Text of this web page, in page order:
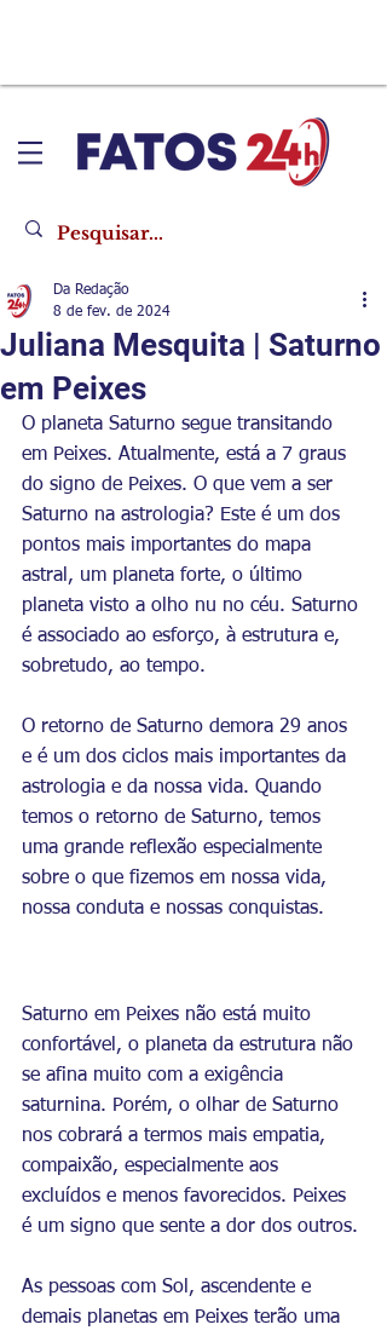
Juliana Mesquita | Saturno
em Peixes
Da Redação
8 de fev. de 2024
O planeta Saturno segue transitando
em Peixes. Atualmente, está a 7 graus
do signo de Peixes. O que vem a ser
Saturno na astrologia? Este é um dos
pontos mais importantes do mapa
astral, um planeta forte, o último
planeta visto a olho nu no céu. Saturno
é associado ao esforço, à estrutura e,
sobretudo, ao tempo.
O retorno de Saturno demora 29 anos
e é um dos ciclos mais importantes da
astrologia e da nossa vida. Quando
temos o retorno de Saturno, temos
uma grande reflexão especialmente
sobre o que fizemos em nossa vida,
nossa conduta e nossas conquistas.
Saturno em Peixes não está muito
confortável, o planeta da estrutura não
se afina muito com a exigência
saturnina. Porém, o olhar de Saturno
nos cobrará a termos mais empatia,
compaixão, especialmente aos
excluídos e menos favorecidos. Peixes
é um signo que sente a dor dos outros.
As pessoas com Sol, ascendente e
demais planetas em Peixes terão uma